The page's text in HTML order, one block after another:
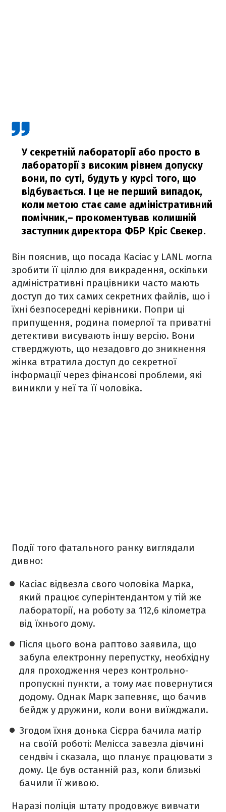
У секретній лабораторії або просто в
лабораторії з високим рівнем допуску
вони, по суті, будуть у курсі того, що
відбувається. І це не перший випадок,
коли метою стає саме адміністративний
помічник,– прокоментував колишній
заступник директора ФБР Кріс Свекер.
Він пояснив, що посада Касіас у LANL могла
зробити її ціллю для викрадення, оскільки
адміністративні працівники часто мають
доступ до тих самих секретних файлів, що і
їхні безпосередні керівники. Попри ці
припущення, родина померлої та приватні
детективи висувають іншу версію. Вони
стверджують, що незадовго до зникнення
жінка втратила доступ до секретної
інформації через фінансові проблеми, які
виникли у неї та її чоловіка.
Події того фатального ранку виглядали
дивно:
Касіас відвезла свого чоловіка Марка,
який працює суперінтендантом у тій же
лабораторії, на роботу за 112,6 кілометра
від їхнього дому.
Після цього вона раптово заявила, що
забула електронну перепустку, необхідну
для проходження через контрольно-
пропускні пункти, а тому має повернутися
додому. Однак Марк запевняє, що бачив
бейдж у дружини, коли вони виїжджали.
Згодом їхня донька Сієрра бачила матір
на своїй роботі: Мелісса завезла дівчині
сендвіч і сказала, що планує працювати з
дому. Це був останній раз, коли близькі
бачили її живою.
Наразі поліція штату продовжує вивчати